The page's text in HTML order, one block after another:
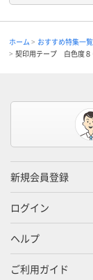
ホーム おすすめ特集一覧
契印用テープ 白色度８
新規会員登録
ログイン
ヘルプ
ご利用ガイド